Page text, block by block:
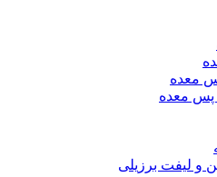
معده
معده
و لیفت برزیلی